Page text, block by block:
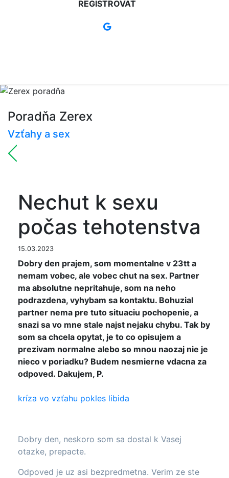
REGISTROVAŤ
Poradňa Zerex
Vzťahy a sex
Nechut k sexu
počas tehotenstva
15.03.2023
Dobry den prajem, som momentalne v 23tt a
nemam vobec, ale vobec chut na sex. Partner
ma absolutne nepritahuje, som na neho
podrazdena, vyhybam sa kontaktu. Bohuzial
partner nema pre tuto situaciu pochopenie, a
snazi sa vo mne stale najst nejaku chybu. Tak by
som sa chcela opytat, je to co opisujem a
prezivam normalne alebo so mnou naozaj nie je
nieco v poriadku? Budem nesmierne vdacna za
odpoved. Dakujem, P.
kríza vo vzťahu pokles libida
Dobry den, neskoro som sa dostal k Vasej
otazke, prepacte.
Odpoved je uz asi bezpredmetna. Verim ze ste